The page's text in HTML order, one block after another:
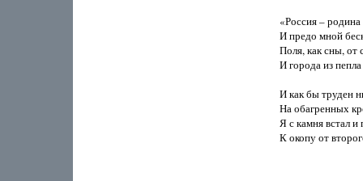
«Россия –
И предо мной
Поля, как сны, от
И города из
И как бы труден
На обагренных
Я с камня встал и
К окопу от